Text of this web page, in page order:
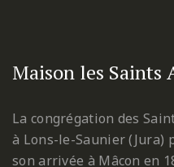
Maison les Saints
La congrégation des
à Lons-le-Saunier (Jura)
son arrivée à Mâcon en